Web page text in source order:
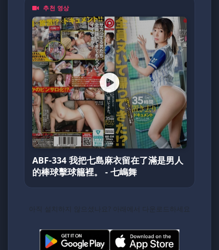
추천 영상
ABF-334 我把七島麻衣留在了滿是男人
的棒球擊球籠裡。 - 七嶋舞
아직 설치하지 않으셨나요? 아래에서 다운로드하세요